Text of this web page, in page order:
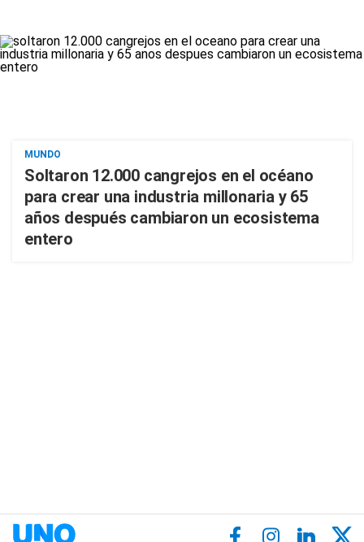
MUNDO
Soltaron 12.000 cangrejos en el océano
para crear una industria millonaria y 65
años después cambiaron un ecosistema
entero